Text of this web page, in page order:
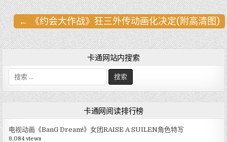
文
章
航
← 《约会大作战》狂三外传动画化决定(附高清图)
卡通网站内搜索
搜
索
:
卡通网阅读排行榜
电视动画《BanG Dream!》女团RAISE A SUILEN角色特写
9,084 views